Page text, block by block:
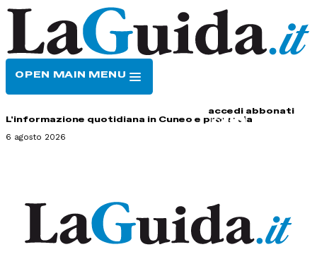
OPEN MAIN MENU
accedi abbonati
L'informazione quotidiana in Cuneo e provincia
6 agosto 2026